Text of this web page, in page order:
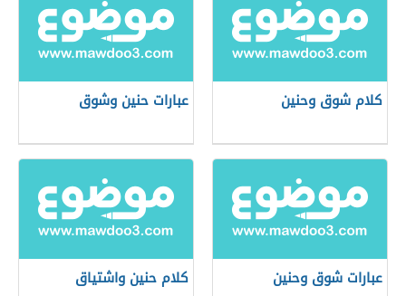
كلام شوق وحنين عبارات حنين وشوق
عبارات شوق وحنين كلام حنين واشتياق